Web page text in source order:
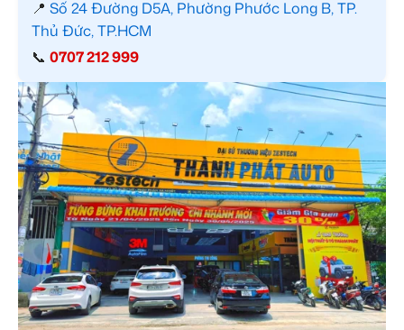
📍 Số 24 Đường D5A, Phường Phước Long B, TP.
Thủ Đức, TP.HCM
📞 0707 212 999